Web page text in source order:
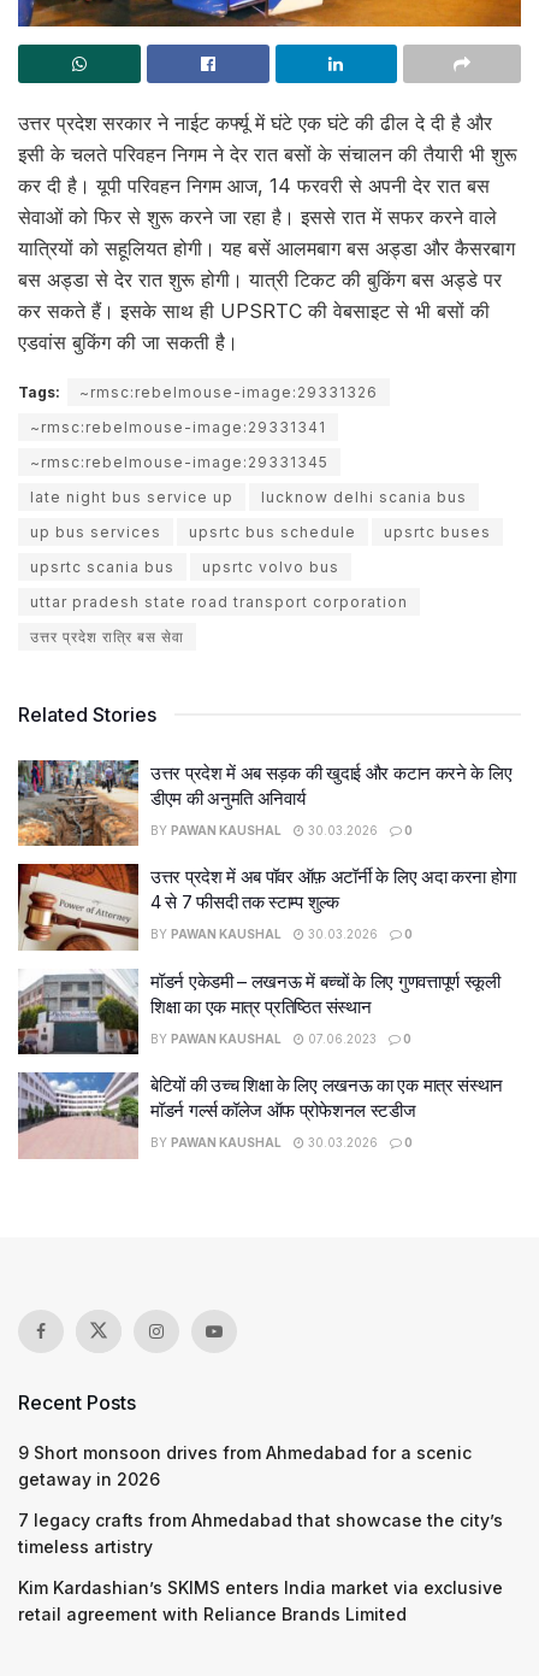
उत्तर प्रदेश सरकार ने नाईट कर्फ्यू में घंटे एक घंटे की ढील दे दी है और
इसी के चलते परिवहन निगम ने देर रात बसों के संचालन की तैयारी भी शुरू
कर दी है। यूपी परिवहन निगम आज, 14 फरवरी से अपनी देर रात बस
सेवाओं को फिर से शुरू करने जा रहा है। इससे रात में सफर करने वाले
यात्रियों को सहूलियत होगी। यह बसें आलमबाग बस अड्डा और कैसरबाग
बस अड्डा से देर रात शुरू होगी। यात्री टिकट की बुकिंग बस अड्डे पर
कर सकते हैं। इसके साथ ही UPSRTC की वेबसाइट से भी बसों की
एडवांस बुकिंग की जा सकती है।
Tags:
~rmsc:rebelmouse-image:29331326
~rmsc:rebelmouse-image:29331341
~rmsc:rebelmouse-image:29331345
late night bus service up
lucknow delhi scania bus
up bus services
upsrtc bus schedule
upsrtc buses
upsrtc scania bus
upsrtc volvo bus
uttar pradesh state road transport corporation
उत्तर प्रदेश रात्रि बस सेवा
Related Stories
उत्तर प्रदेश में अब सड़क की खुदाई और कटान करने के लिए
डीएम की अनुमति अनिवार्य
BY PAWAN KAUSHAL 30.03.2026 0
उत्तर प्रदेश में अब पॉवर ऑफ़ अटॉर्नी के लिए अदा करना होगा
4 से 7 फीसदी तक स्टाम्प शुल्क
BY PAWAN KAUSHAL 30.03.2026 0
मॉडर्न एकेडमी – लखनऊ में बच्चों के लिए गुणवत्तापूर्ण स्कूली
शिक्षा का एक मात्र प्रतिष्ठित संस्थान
BY PAWAN KAUSHAL 07.06.2023 0
बेटियों की उच्च शिक्षा के लिए लखनऊ का एक मात्र संस्थान
मॉडर्न गर्ल्स कॉलेज ऑफ प्रोफेशनल स्टडीज
BY PAWAN KAUSHAL 30.03.2026 0
Recent Posts
9 Short monsoon drives from Ahmedabad for a scenic
getaway in 2026
7 legacy crafts from Ahmedabad that showcase the city’s
timeless artistry
Kim Kardashian’s SKIMS enters India market via exclusive
retail agreement with Reliance Brands Limited